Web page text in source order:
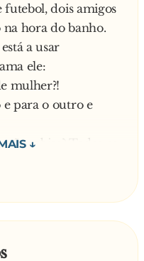
tarde, a amiga
lhe:
carro?
só tem 50.000 Km,
dois amigos
hora do banho.
a usar
ele:
mulher?!
para o outro e
sabias? Todos os
destas…
Quando é que
descobriu uma